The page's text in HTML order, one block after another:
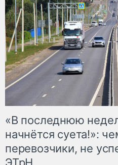
«В последнюю
начнётся суета!»:
перевозчики, не